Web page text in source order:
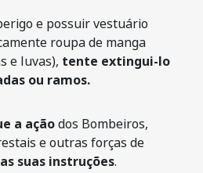
e possuir vestuário
roupa de manga
e luvas), tente extingui-lo
ou ramos.
a açãodos Bombeiros,
e outras forças de
suas instruções.